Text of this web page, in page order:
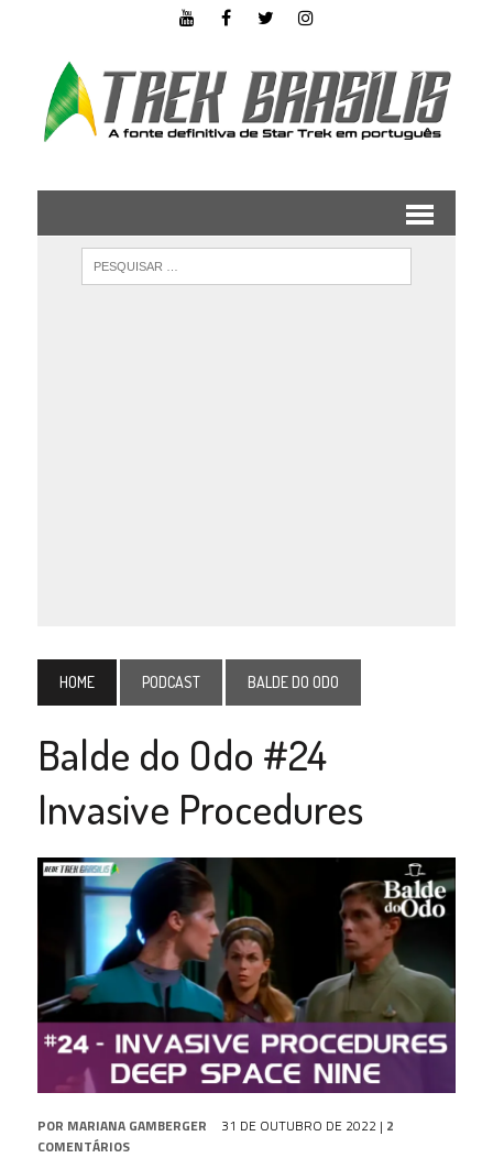
HOME PODCAST BALDE DO ODO
Balde do Odo #24
Invasive Procedures
POR MARIANA GAMBERGER 31 DE OUTUBRO DE 2022 | 2
COMENTÁRIOS